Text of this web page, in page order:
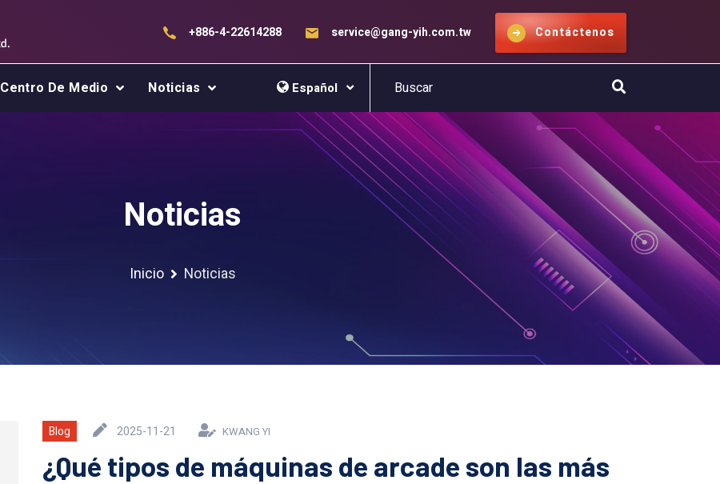
+886-4-22614288 service@gang-yih.com.tw Contáctenos
Centro De Medio Noticias Español
Noticias
Inicio Noticias
Blog 2025-11-21 KWANG YI
¿Qué tipos de máquinas de arcade son las más